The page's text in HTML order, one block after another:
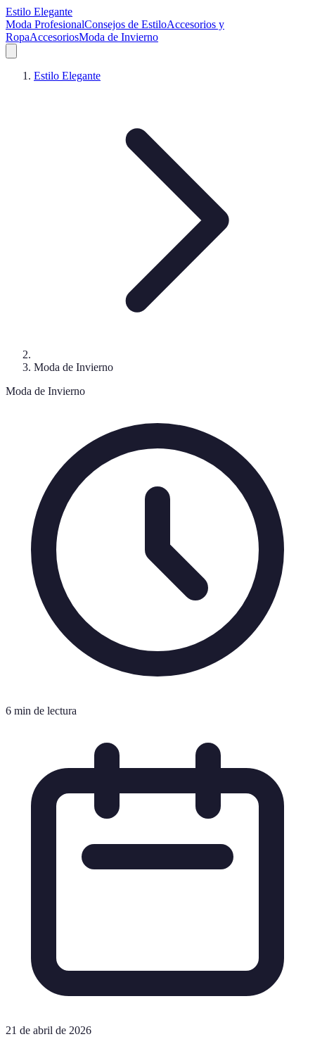
Estilo Elegante
Moda ProfesionalConsejos de EstiloAccesorios y
RopaAccesoriosModa de Invierno
Estilo Elegante
Moda de Invierno
Moda de Invierno
6 min de lectura
21 de abril de 2026